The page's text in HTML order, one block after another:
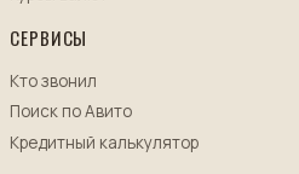
СЕРВИСЫ
Кто звонил
Поиск по Авито
Кредитный калькулятор